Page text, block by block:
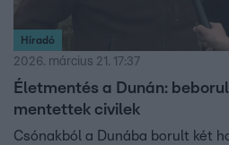
Híradó
2026. március 21. 17:37
Életmentés a Dunán:
mentettek civilek
Csónakból a Dunába borult két